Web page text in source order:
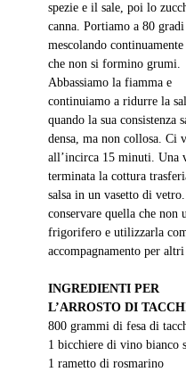
spezie e il sale, poi lo
canna. Portiamo a 80 gradi
mescolando
che non si formino grumi.
Abbassiamo la fiamma e
continuiamo a ridurre la
quando la sua consistenza
densa, ma non collosa. Ci
all’incirca 15 minuti. Una
terminata la cottura
salsa in un vasetto di
conservare quella che non
frigorifero e utilizzarla
accompagnamento per
INGREDIENTI PER
L’ARROSTO DI
800 grammi di fesa di
1 bicchiere di vino bianco
1 rametto di rosmarino